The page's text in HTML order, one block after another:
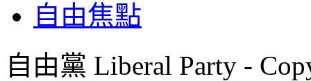
自由焦點
自由黨 Liberal Party -